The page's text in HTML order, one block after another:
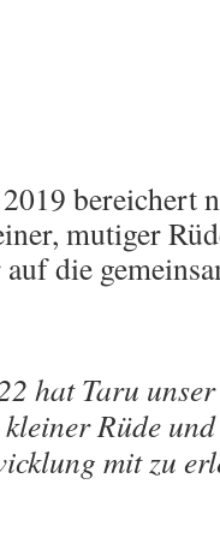
bereichert
mutiger
auf die
hat Taru
Rüde
mit zu